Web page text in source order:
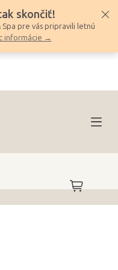
skončiť!
pre vás pripravili letnú
informácie →
NÁKUPNÝ
KOŠÍK